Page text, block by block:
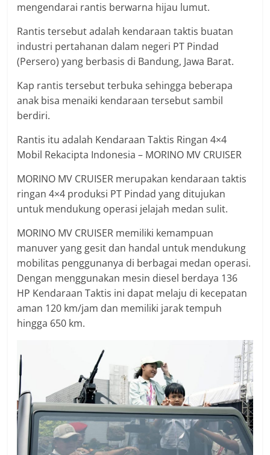
mengendarai rantis berwarna hijau lumut.
Rantis tersebut adalah kendaraan taktis buatan
industri pertahanan dalam negeri PT Pindad
(Persero) yang berbasis di Bandung, Jawa Barat.
Kap rantis tersebut terbuka sehingga beberapa
anak bisa menaiki kendaraan tersebut sambil
berdiri.
Rantis itu adalah Kendaraan Taktis Ringan 4×4
Mobil Rekacipta Indonesia – MORINO MV CRUISER
MORINO MV CRUISER merupakan kendaraan taktis
ringan 4×4 produksi PT Pindad yang ditujukan
untuk mendukung operasi jelajah medan sulit.
MORINO MV CRUISER memiliki kemampuan
manuver yang gesit dan handal untuk mendukung
mobilitas penggunanya di berbagai medan operasi.
Dengan menggunakan mesin diesel berdaya 136
HP Kendaraan Taktis ini dapat melaju di kecepatan
aman 120 km/jam dan memiliki jarak tempuh
hingga 650 km.